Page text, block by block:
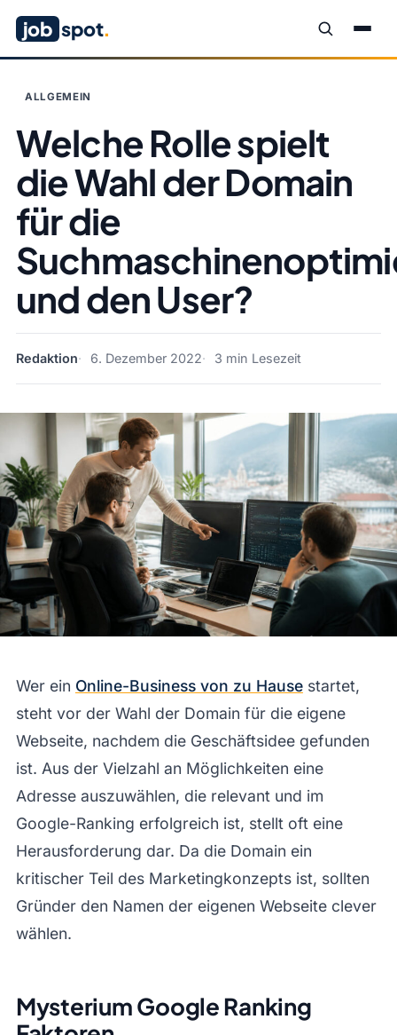
job spot.
ALLGEMEIN
Welche Rolle spielt
die Wahl der Domain
für die
und den User?
Redaktion 6. Dezember 2022 3 min Lesezeit
Wer ein Online-Business von zu Hausestartet,
steht vor der Wahl der Domain für die eigene
Webseite, nachdem die Geschäftsidee gefunden
ist. Aus der Vielzahl an Möglichkeiten eine
Adresse auszuwählen, die relevant und im
Google-Ranking erfolgreich ist, stellt oft eine
Herausforderung dar. Da die Domain ein
kritischer Teil des Marketingkonzepts ist, sollten
Gründer den Namen der eigenen Webseite clever
wählen.
Mysterium Google Ranking